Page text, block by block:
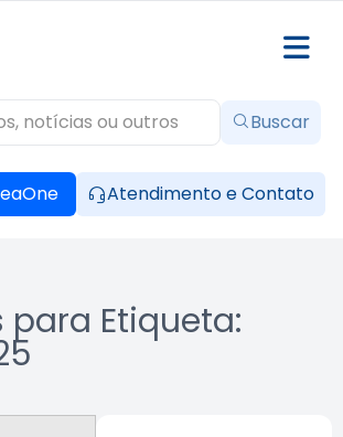
Atendimento e Contato
Buscar
para Etiqueta: